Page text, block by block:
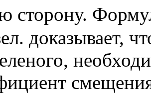
сторону.
доказывает,